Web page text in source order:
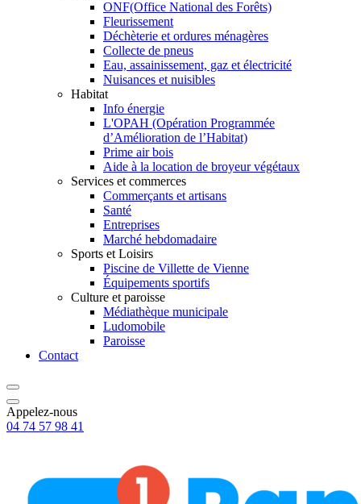
ONF(Office National des Forêts)
Fleurissement
Déchèterie et ordures ménagères
Collecte de pneus
Eau, assainissement, gaz et électricité
Nuisances et nuisibles
Habitat
Info énergie
L'OPAH (Opération Programmée
d’Amélioration de l’Habitat)
Prime air bois
Aide à la location de broyeur végétaux
Services et commerces
Commerçants et artisans
Santé
Entreprises
Marché hebdomadaire
Sports et Loisirs
Piscine de Villette de Vienne
Équipements sportifs
Culture et paroisse
Médiathèque municipale
Ludomobile
Paroisse
Contact
Appelez-nous
04 74 57 98 41